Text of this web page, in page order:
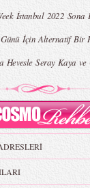
İstanbul 2022 Sona
İçin Alternatif Bir
Hevesle Seray Kaya